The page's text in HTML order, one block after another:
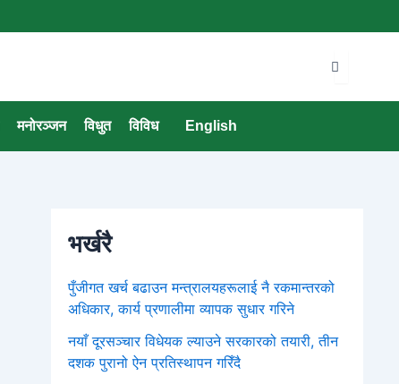
मनोरञ्जन विधुत विविध English
भर्खरै
पुँजीगत खर्च बढाउन मन्त्रालयहरूलाई नै रकमान्तरको
अधिकार, कार्य प्रणालीमा व्यापक सुधार गरिने
नयाँ दूरसञ्चार विधेयक ल्याउने सरकारको तयारी, तीन
दशक पुरानो ऐन प्रतिस्थापन गरिँदै